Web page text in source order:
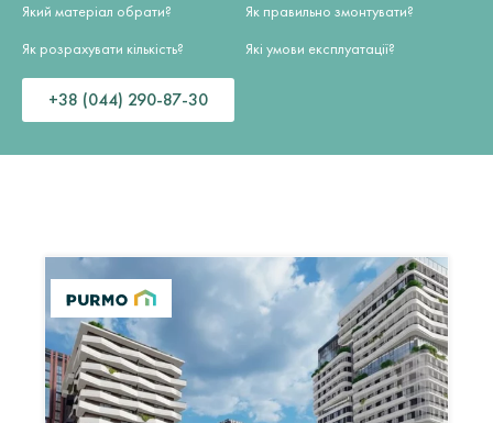
Який матеріал обрати?
Як розрахувати кількість?
Як правильно змонтувати?
Які умови експлуатації?
+38 (044) 290-87-30